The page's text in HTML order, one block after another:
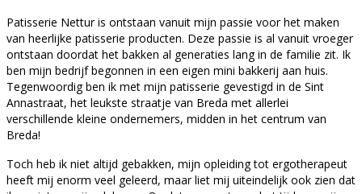
Patisserie Nettur is ontstaan vanuit mijn passie voor het maken
van heerlijke patisserie producten. Deze passie is al vanuit vroeger
ontstaan doordat het bakken al generaties lang in de familie zit. Ik
ben mijn bedrijf begonnen in een eigen mini bakkerij aan huis.
Tegenwoordig ben ik met mijn patisserie gevestigd in de Sint
Annastraat, het leukste straatje van Breda met allerlei
verschillende kleine ondernemers, midden in het centrum van
Breda!
Toch heb ik niet altijd gebakken, mijn opleiding tot ergotherapeut
heeft mij enorm veel geleerd, maar liet mij uiteindelijk ook zien dat